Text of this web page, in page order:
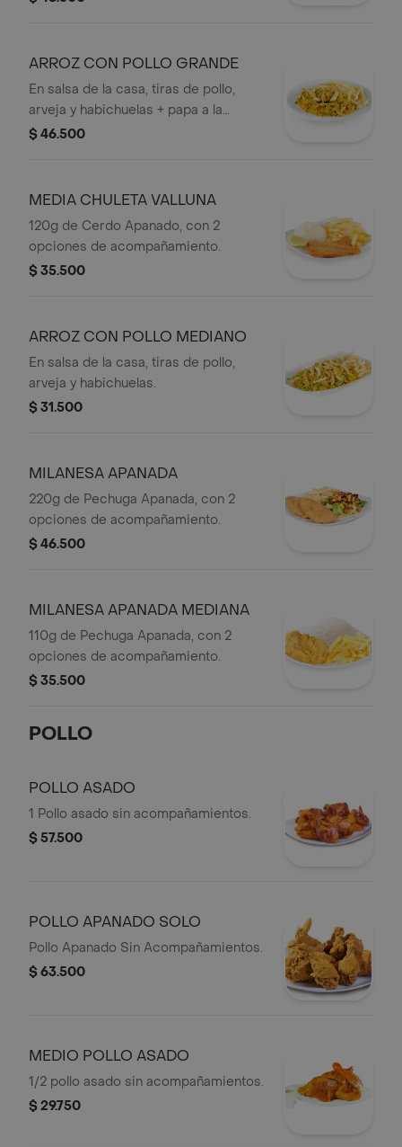
ARROZ CON POLLO GRANDE
En salsa de la casa, tiras de pollo,
arveja y habichuelas + papa a la
francesa.
$ 46.500
MEDIA CHULETA VALLUNA
120g de Cerdo Apanado, con 2
opciones de acompañamiento.
$ 35.500
ARROZ CON POLLO MEDIANO
En salsa de la casa, tiras de pollo,
arveja y habichuelas.
$ 31.500
MILANESA APANADA
220g de Pechuga Apanada, con 2
opciones de acompañamiento.
$ 46.500
MILANESA APANADA MEDIANA
110g de Pechuga Apanada, con 2
opciones de acompañamiento.
$ 35.500
POLLO
POLLO ASADO
1 Pollo asado sin acompañamientos.
$ 57.500
POLLO APANADO SOLO
Pollo Apanado Sin Acompañamientos.
$ 63.500
MEDIO POLLO ASADO
1/2 pollo asado sin acompañamientos.
$ 29.750